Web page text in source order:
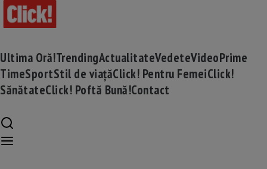
Ultima Oră!TrendingActualitateVedeteVideoPrime
TimeSportStil de viațăClick! Pentru FemeiClick!
SănătateClick! Poftă Bună!Contact